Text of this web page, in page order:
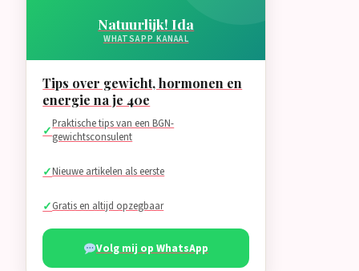
Natuurlijk! Ida
WHATSAPP KANAAL
Tips over gewicht, hormonen en
energie na je 40e
Praktische tips van een BGN-
gewichtsconsulent
Nieuwe artikelen als eerste
Gratis en altijd opzegbaar
Volg mij op WhatsApp